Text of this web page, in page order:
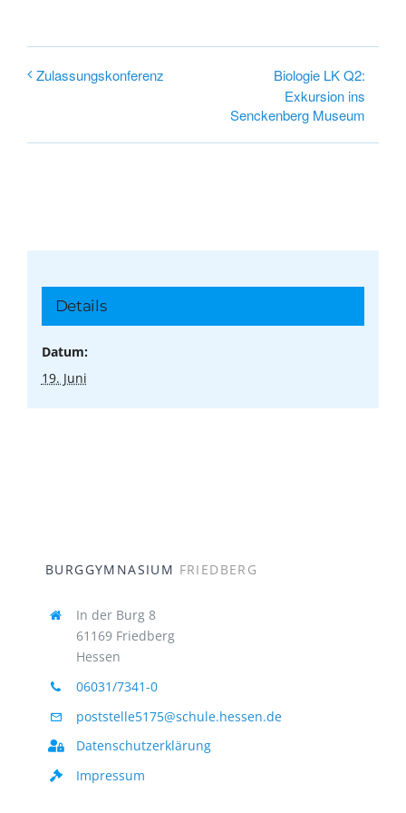
Zulassungskonferenz
Biologie LK Q2:
Exkursion ins
Senckenberg Museum
Details
Datum:
19. Juni
BURGGYMNASIUM FRIEDBERG
In der Burg 8
61169 Friedberg
Hessen
06031/7341-0
poststelle5175@schule.hessen.de
Datenschutzerklärung
Impressum